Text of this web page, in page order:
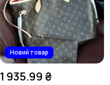
Новий товар
1 935.99 ₴